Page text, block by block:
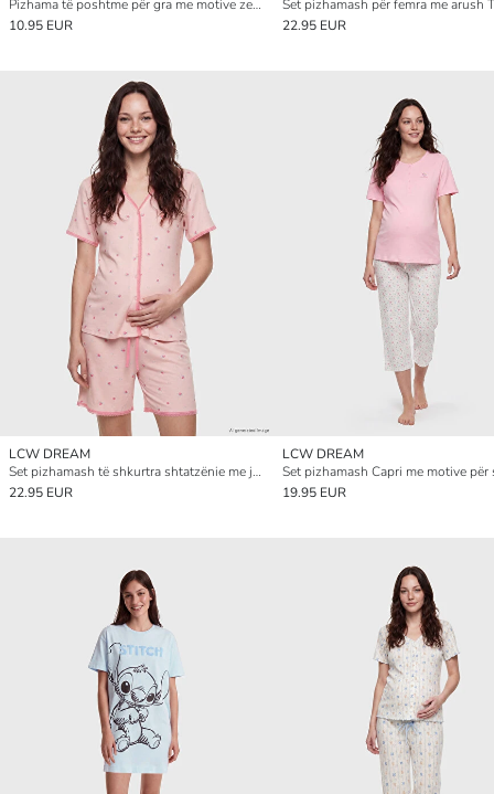
Pizhama të poshtme për gra me motive zemre
10.95 EUR
22.95 EUR
LCW DREAM
Set pizhamash të shkurtra shtatzënie me jakë në formë V-je
22.95 EUR
LCW DREAM
19.95 EUR